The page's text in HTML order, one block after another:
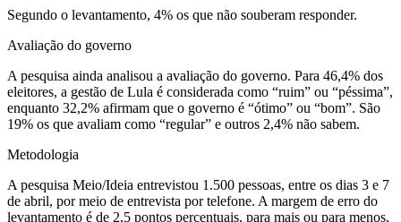
Segundo o levantamento, 4% os que não souberam responder.
Avaliação do governo
A pesquisa ainda analisou a avaliação do governo. Para 46,4% dos
eleitores, a gestão de Lula é considerada como “ruim” ou “péssima”,
enquanto 32,2% afirmam que o governo é “ótimo” ou “bom”. São
19% os que avaliam como “regular” e outros 2,4% não sabem.
Metodologia
A pesquisa Meio/Ideia entrevistou 1.500 pessoas, entre os dias 3 e 7
de abril, por meio de entrevista por telefone. A margem de erro do
levantamento é de 2,5 pontos percentuais, para mais ou para menos,